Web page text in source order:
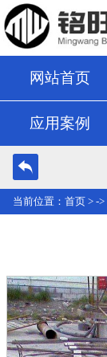
网站首页
应用案例
当前位置： 首页 > ->